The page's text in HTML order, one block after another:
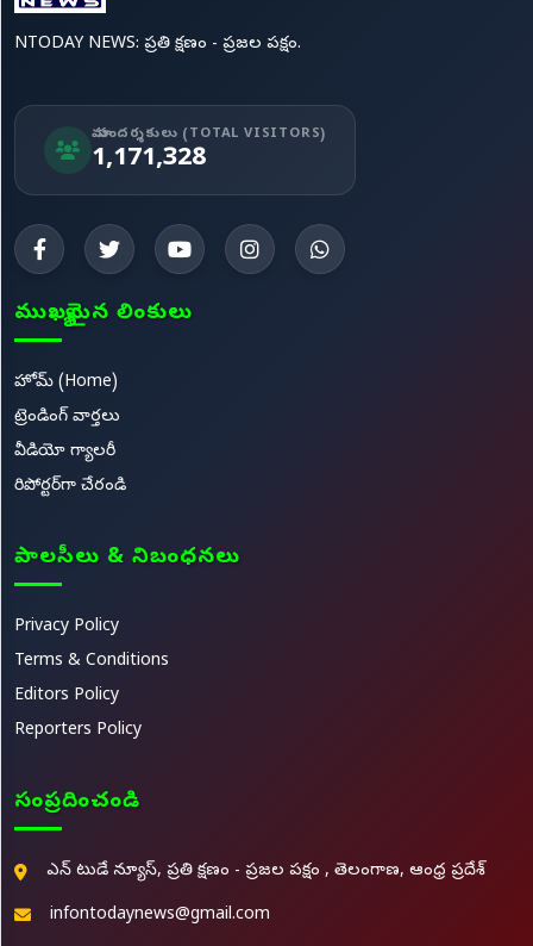
NTODAY NEWS: ప్రతి క్షణం - ప్రజల పక్షం.
మా సందర్శకులు (TOTAL VISITORS)
1,171,328
ముఖ్యమైన లింకులు
హోమ్ (Home)
ట్రెండింగ్ వార్తలు
వీడియో గ్యాలరీ
రిపోర్టర్‌గా చేరండి
పాలసీలు & నిబంధనలు
Privacy Policy
Terms & Conditions
Editors Policy
Reporters Policy
సంప్రదించండి
ఎన్ టుడే న్యూస్, ప్రతి క్షణం - ప్రజల పక్షం , తెలంగాణ, ఆంధ్ర ప్రదేశ్
infontodaynews@gmail.com